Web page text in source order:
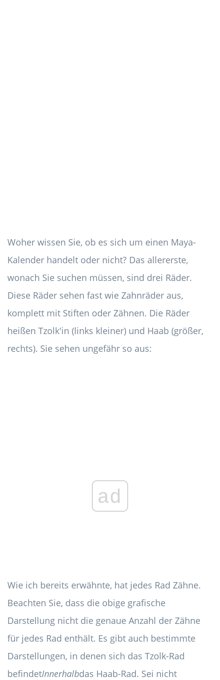
Woher wissen Sie, ob es sich um einen Maya-
Kalender handelt oder nicht? Das allererste,
wonach Sie suchen müssen, sind drei Räder.
Diese Räder sehen fast wie Zahnräder aus,
komplett mit Stiften oder Zähnen. Die Räder
heißen Tzolk'in (links kleiner) und Haab (größer,
rechts). Sie sehen ungefähr so ​​aus:
ad
Wie ich bereits erwähnte, hat jedes Rad Zähne.
Beachten Sie, dass die obige grafische
Darstellung nicht die genaue Anzahl der Zähne
für jedes Rad enthält. Es gibt auch bestimmte
Darstellungen, in denen sich das Tzolk-Rad
befindetInnerhalbdas Haab-Rad. Sei nicht